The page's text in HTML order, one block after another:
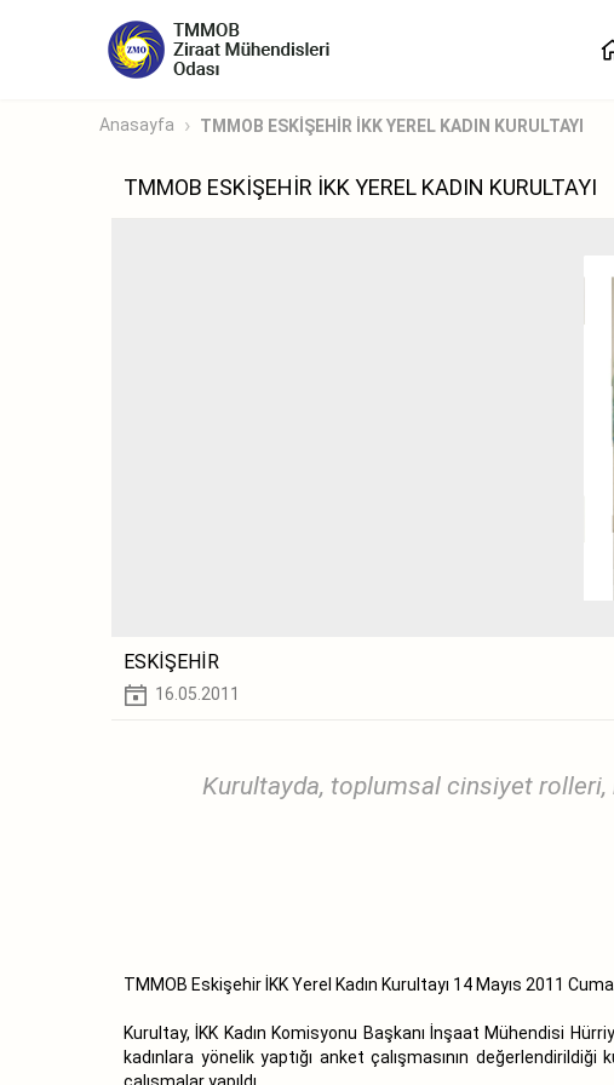
Anasayfa TMMOB ESKİŞEHİR İKK YEREL KADIN KURULTAYI
TMMOB ESKİŞEHİR İKK YEREL KADIN KURULTAYI
ESKİŞEHİR
16.05.2011
Kurultayda, toplumsal cinsiyet rolleri,
TMMOB Eskişehir İKK Yerel Kadın Kurultayı 14 Mayıs 2011
Kurultay, İKK Kadın Komisyonu Başkanı İnşaat Mühendisi
kadınlara yönelik yaptığı anket çalışmasının
çalışmalar yapıldı.